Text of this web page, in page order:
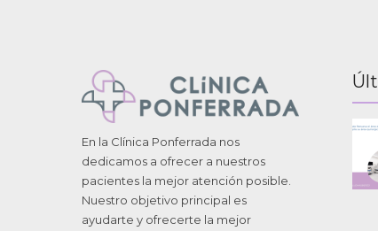
En la Clínica Ponferrada nos
dedicamos a ofrecer a nuestros
pacientes la mejor atención posible.
Nuestro objetivo principal es
ayudarte y ofrecerte la mejor